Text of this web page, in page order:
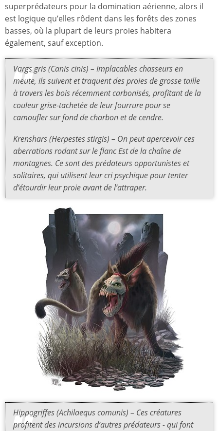
superprédateurs pour la domination aérienne, alors il
est logique qu’elles rôdent dans les forêts des zones
basses, où la plupart de leurs proies habitera
également, sauf exception.
Vargs gris (Canis cinis) – Implacables chasseurs en
meute, ils suivent et traquent des proies de grosse taille
à travers les bois récemment carbonisés, profitant de la
couleur grise-tachetée de leur fourrurepour se
camoufler sur fond de charbon et de cendre.
Krenshars (Herpestes stirgis) – On peut apercevoir ces
aberrations rodant sur le flanc Est de la chaîne de
montagnes. Ce sont des prédateurs opportunistes et
solitaires, qui utilisent leur cri psychique pour tenter
d’étourdir leur proie avant de l’attraper.
Hippogriffes (Achilaequs comunis) – Ces créatures
profitent des incursions d’autres prédateurs - qui font